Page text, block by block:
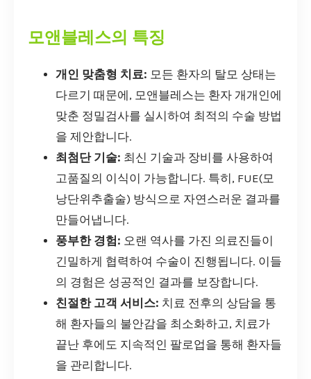
모앤블레스의 특징
개인 맞춤형 치료: 모든 환자의 탈모 상태는
다르기 때문에, 모앤블레스는 환자 개개인에
맞춘 정밀검사를 실시하여 최적의 수술 방법
을 제안합니다.
최첨단 기술: 최신 기술과 장비를 사용하여
고품질의 이식이 가능합니다. 특히, FUE(모
낭단위추출술) 방식으로 자연스러운 결과를
만들어냅니다.
풍부한 경험: 오랜 역사를 가진 의료진들이
긴밀하게 협력하여 수술이 진행됩니다. 이들
의 경험은 성공적인 결과를 보장합니다.
친절한 고객 서비스: 치료 전후의 상담을 통
해 환자들의 불안감을 최소화하고, 치료가
끝난 후에도 지속적인 팔로업을 통해 환자들
을 관리합니다.